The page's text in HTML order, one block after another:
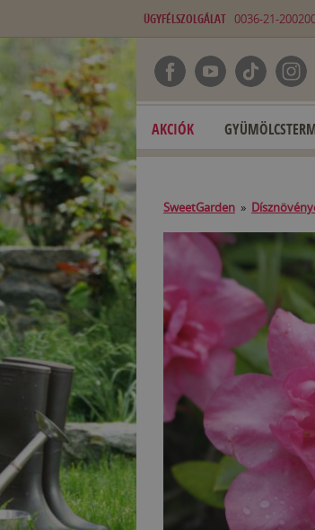
ÜGYFÉLSZOLGÁLAT 0036-21-
AKCIÓK
SweetGarden »